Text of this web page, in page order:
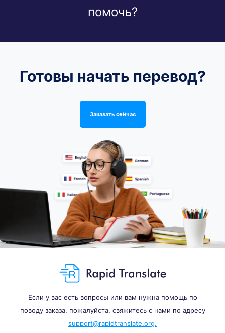
помочь?
Готовы начать перевод?
Заказать сейчас
Если у вас есть вопросы или вам нужна помощь по
поводу заказа, пожалуйста, свяжитесь с нами по адресу
support@rapidtranslate.org.